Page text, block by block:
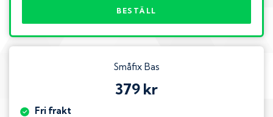
BESTÄLL
Småfix Bas
379 kr
Fri frakt